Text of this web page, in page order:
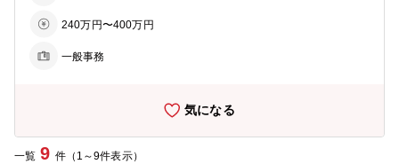
たしますので未経験でも可 ■被験者（患者様）来院後の後処理 ・カル
・保管資料の整理 ・各関連部門への次回検査オーダー等の連絡 ※パ
240万円〜400万円
一般事務
気になる
一覧 9 件（1～9件表示）